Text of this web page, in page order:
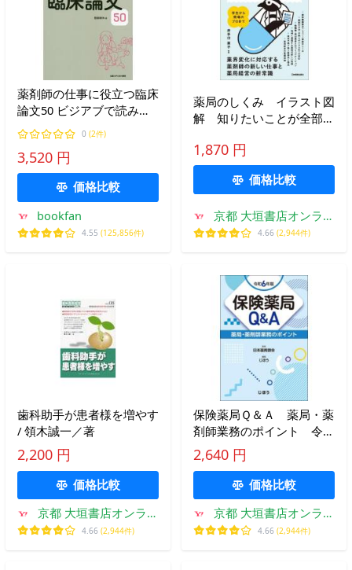
薬剤師の仕事に役立つ臨床
論文50 ビジアブで読み解
く!/菅原鉄矢0 (2件)
3,520 円
価格比較
bookfan
4.55 (125,856件)
薬局のしくみ イラスト図
解 知りたいことが全部わ
1,870 円
価格比較
京都 大垣書店オンライ
ン
4.66 (2,944件)
歯科助手が患者様を増やす
/ 領木誠一／著
2,200 円
価格比較
京都 大垣書店オンライ
ン
4.66 (2,944件)
保険薬局Ｑ＆Ａ 薬局・薬
剤師業務のポイント 令和
６年版 / 日本薬剤師会
2,640 円
価格比較
京都 大垣書店オンライ
ン
4.66 (2,944件)